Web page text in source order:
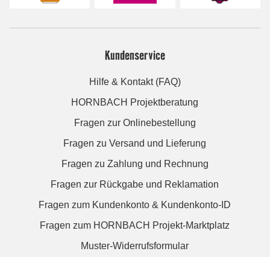
Kundenservice
Hilfe & Kontakt (FAQ)
HORNBACH Projektberatung
Fragen zur Onlinebestellung
Fragen zu Versand und Lieferung
Fragen zu Zahlung und Rechnung
Fragen zur Rückgabe und Reklamation
Fragen zum Kundenkonto & Kundenkonto-ID
Fragen zum HORNBACH Projekt-Marktplatz
Muster-Widerrufsformular